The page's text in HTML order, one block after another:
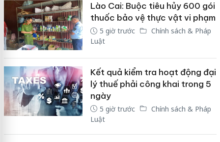
Lào Cai: Buộc tiêu hủy 600 gói
thuốc bảo vệ thực vật vi phạm
5 giờ trước
Chính sách & Pháp
Luật
Kết quả kiểm tra hoạt động đại
lý thuế phải công khai trong 5
ngày
5 giờ trước
Chính sách & Pháp
Luật